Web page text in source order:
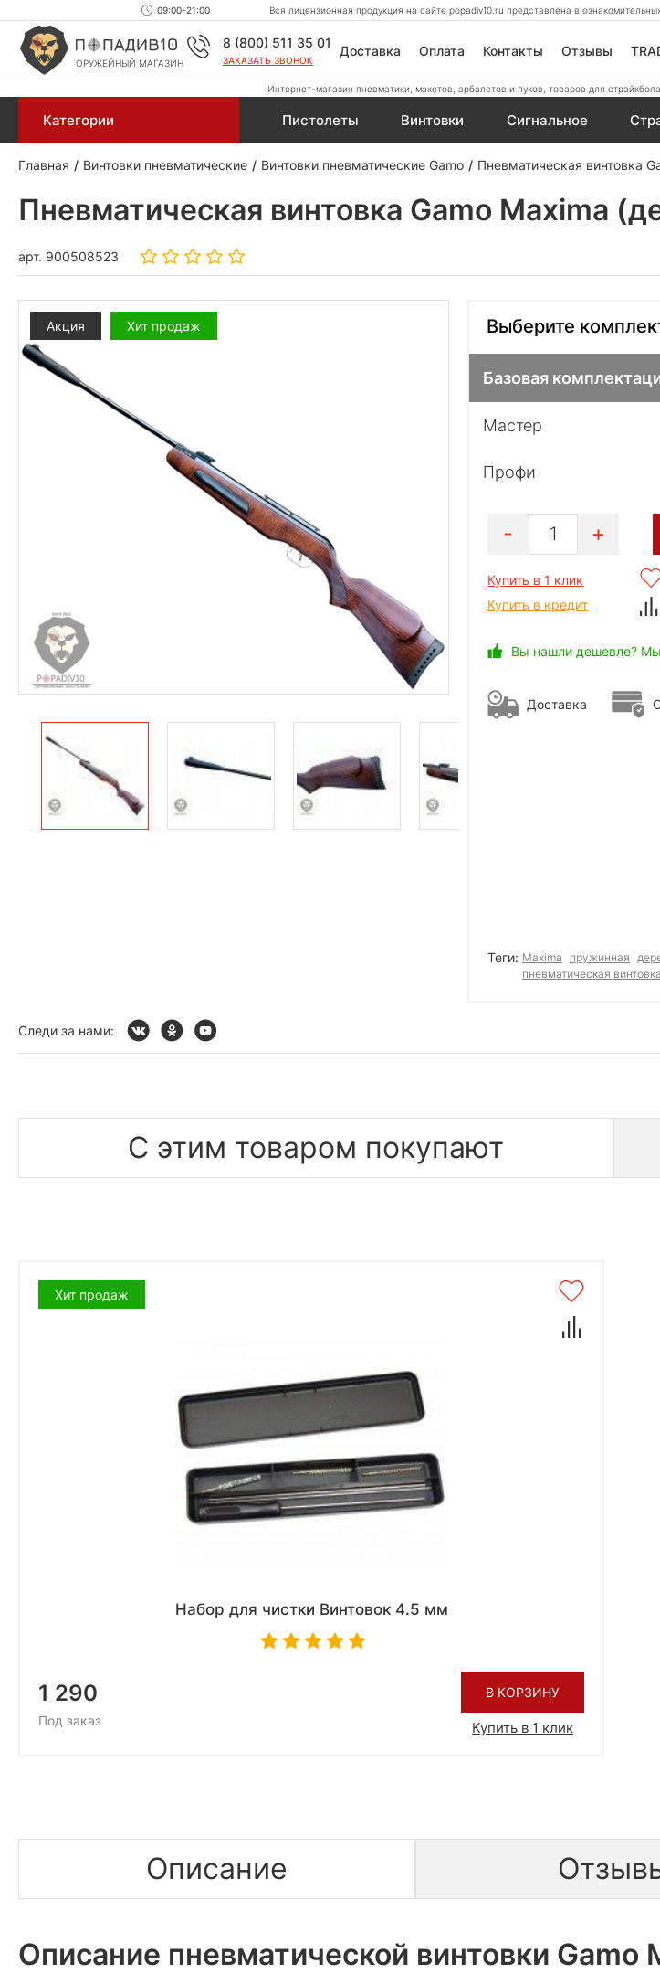
09:00-21:00 Вся лицензионная продукция на сайте popadiv10.ru представлена в
ОРУЖЕЙНЫЙ МАГАЗИН
8 (800) 511 35 01
ЗАКАЗАТЬ ЗВОНОК
Доставка Оплата Контакты Отзывы
Интернет-магазин пневматики, макетов, арбалетов и луков, товаров для
Категории Пистолеты Винтовки Сигнальное
Главная Винтовки пневматические Винтовки пневматические Gamo Пневматическая винтовка
Пневматическая винтовка Gamo Maxima
арт. 900508523
Акция Хит продаж Выберите
Базовая
Мастер
Профи
1
Купить в 1 клик
Купить в кредит
Вы нашли дешевле?
Доставка
Теги: Maxima пружинная
пневматическая винтовка
Следи за нами:
С этим товаром покупают
Хит продаж
Набор для чистки Винтовок 4.5 мм
1 290
Под заказ
В КОРЗИНУ
Купить в 1 клик
Описание
Описание пневматической винтовки Gamo